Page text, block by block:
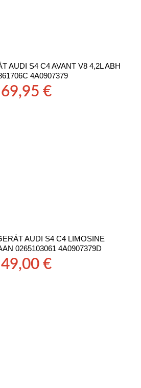
AUDI S4 C4 AVANT V8 4,2L ABH
4A0907379
69,95€
AUDI S4 C4 LIMOSINE
0265103061 4A0907379D
49,00€